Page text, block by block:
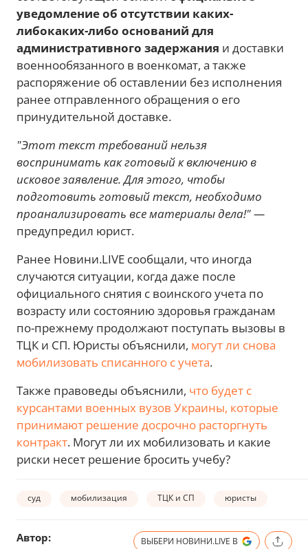
уведомление об отсутствии каких-
либокаких-либо оснований для
административного задержания и доставки
военнообязанного в военкомат, а также
распоряжение об оставлении без исполнения
ранее отправленного обращения о его
принудительной доставке.
"Этот текст требований нельзя
воспринимать как готовый к включению в
исковое заявление. Для этого, чтобы
подготовить готовый текст, необходимо
проанализировать все материалы дела!" —
предупредил юрист.
Ранее Новини.LIVE сообщали, что иногда
случаются ситуации, когда даже после
официального снятия с воинского учета по
возрасту или состоянию здоровья гражданам
по-прежнему продолжают поступать вызовы в
ТЦК и СП. Юристы объяснили, могут ли снова
мобилизовать списанного с учета.
Также правоведы объяснили, что будет с
курсантами военных вузов Украины, которые
принимают решение досрочно расторгнуть
контракт. Могут ли их мобилизовать и какие
риски несет решение бросить учебу?
суд мобилизация ТЦК и СП юристы
Автор: ВЫБЕРИ НОВИНИ.LIVE В